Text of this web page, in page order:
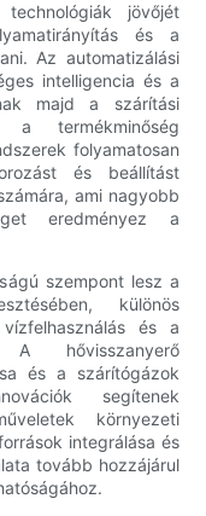
jövőjét
és a
Az automatizálási
intelligencia és a
majd a szárítási
a termékminőség
folyamatosan
és beállítást
ami nagyobb
eredményez a
szempont lesz a
különös
és a
A hővisszanyerő
és a szárítógázok
segítenek
környezeti
integrálása és
tovább hozzájárul